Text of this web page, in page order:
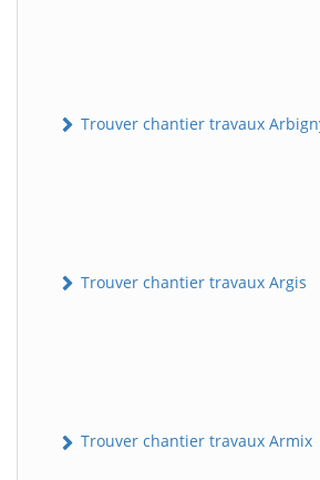
Trouver chantier travaux
Trouver chantier travaux Argis
Trouver chantier travaux Armix